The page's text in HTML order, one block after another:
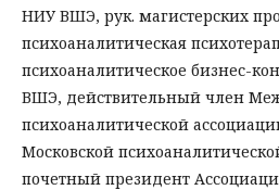
НИУ ВШЭ, рук. магистерских
психоаналитическая
психоаналитическое бизнес-
ВШЭ, действительный член
психоаналитической
Московской
почетный президент